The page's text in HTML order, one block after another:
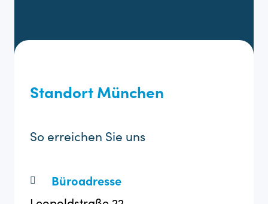
Standort München
So erreichen Sie uns
Büroadresse